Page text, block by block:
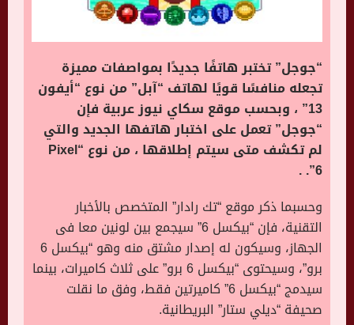
“جوجل” تختبر هاتفًا جديدًا بمواصفات مميزة
تجعله منافسًا قويًا لهاتف “آبل” من نوع “أيفون
13” ، وبحسب موقع سكاي نيوز عربية فإن
“جوجل” تعمل على اختبار هاتفها الجديد والتي
لم تكشف متى سيتم إطلاقها ، من نوع “Pixel
6”. .
وحسبما ذكر موقع “تك رادار” المتخصص بالأخبار
التقنية، فإن “بيكسل 6” سيجمع بين لونين معا فى
الجهاز، وسيكون له إصدار مشتق منه وهو “بيكسل 6
برو”، وسيحتوى “بيكسل 6 برو” على ثلاث كاميرات، بينما
سيدمج “بيكسل 6” كاميرتين فقط، وفق ما نقلت
صحيفة “ديلي ستار” البريطانية.